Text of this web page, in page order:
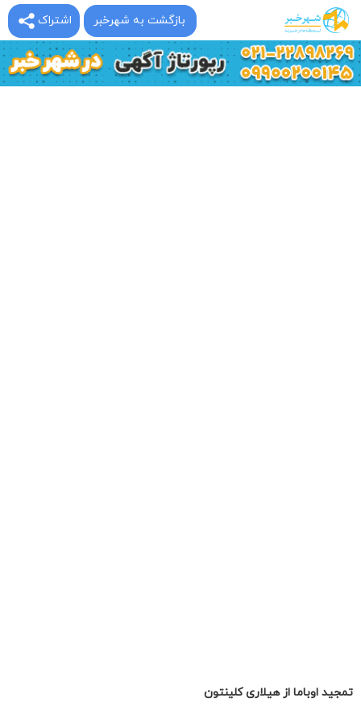
اشتراک بازگشت به شهرخبر
تمجید اوباما از هیلاری کلینتون